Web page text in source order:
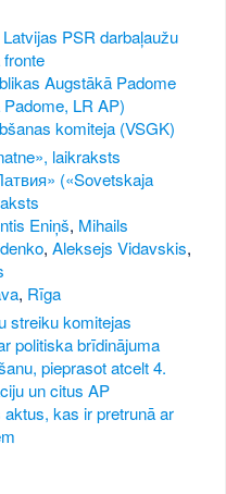
Latvijas PSR darbaļaužu
Augstākā Padome
LR AP)
komiteja (VSGK)
laikraksts
(«Sovetskaja
Eniņš, Mihails
,Aleksejs Vidavskis,
, Rīga
streiku komitejas
politiska brīdinājuma
pieprasot atcelt 4.
un citus AP
kas ir pretrunā ar